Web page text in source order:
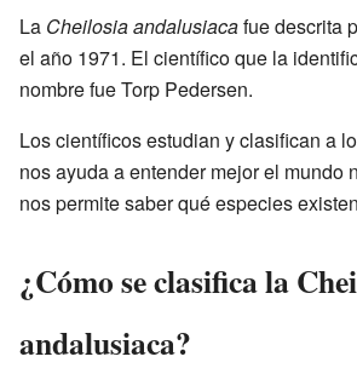
La Cheilosia andalusiacafue descrita
el año 1971. El científico que la
nombre fue Torp Pedersen.
Los científicos estudian y clasifican a
nos ayuda a entender mejor el mundo
nos permite saber qué especies
¿Cómo se clasifica la
andalusiaca?